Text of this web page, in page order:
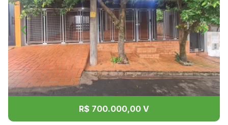
R$ 700.000,00 V